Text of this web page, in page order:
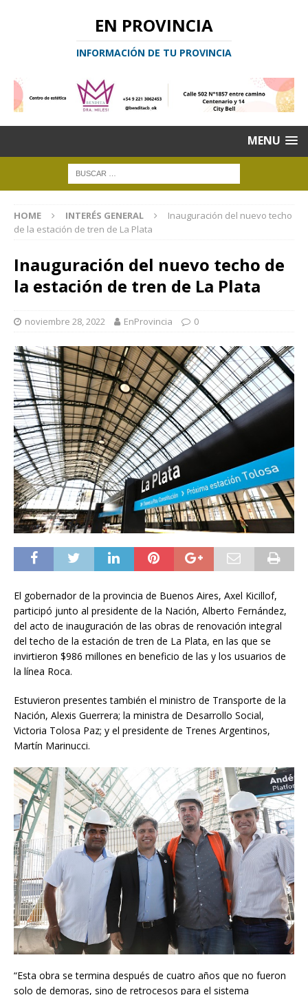
EN PROVINCIA
INFORMACIÓN DE TU PROVINCIA
MENU
HOME INTERÉS GENERAL
Inauguración del nuevo techo
de la estación de tren de La Plata
Inauguración del nuevo techo de
la estación de tren de La Plata
noviembre 28, 2022 EnProvincia 0
El gobernador de la provincia de Buenos Aires, Axel Kicillof,
participó junto al presidente de la Nación, Alberto Fernández,
del acto de inauguración de las obras de renovación integral
del techo de la estación de tren de La Plata, en las que se
invirtieron $986 millones en beneficio de las y los usuarios de
la línea Roca.
Estuvieron presentes también el ministro de Transporte de la
Nación, Alexis Guerrera; la ministra de Desarrollo Social,
Victoria Tolosa Paz; y el presidente de Trenes Argentinos,
Martín Marinucci.
“Esta obra se termina después de cuatro años que no fueron
solo de demoras, sino de retrocesos para el sistema